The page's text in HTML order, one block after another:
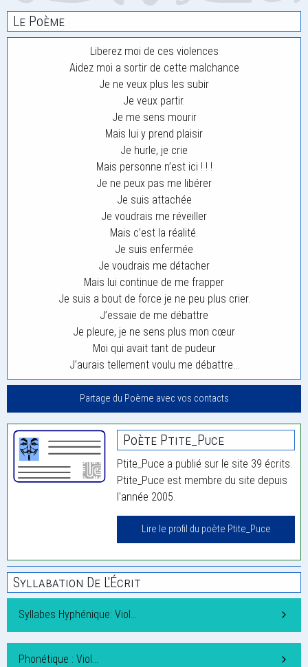
Le Poème
Liberez moi de ces violences
Aidez moi a sortir de cette malchance
Je ne veux plus les subir
Je veux partir.
Je me sens mourir
Mais lui y prend plaisir
Je hurle, je crie
Mais personne n’est ici ! ! !
Je ne peux pas me libérer
Je suis attachée
Je voudrais me réveiller
Mais c’est la réalité.
Je suis enfermée
Je voudrais me détacher
Mais lui continue de me frapper
Je suis a bout de force je ne peu plus crier.
J’essaie de me débattre
Je pleure, je ne sens plus mon cœur
Moi qui avait tant de pudeur
J’aurais tellement voulu me débattre…
Partage du Poème avec vos contacts
Poète Ptite_Puce
Ptite_Puce a publié sur le site 39 écrits.
Ptite_Puce est membre du site depuis
l'année 2005.
Lire le profil du poète Ptite_Puce
Syllabation De L'Écrit
Syllabes Hyphénique: Viol…
Phonétique : Viol…